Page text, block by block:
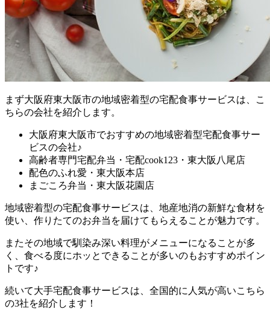
まず大阪府東大阪市の地域密着型の宅配食事サービスは、こ
ちらの会社を紹介します。
大阪府東大阪市でおすすめの地域密着型宅配食事サー
ビスの会社♪
高齢者専門宅配弁当・宅配cook123・東大阪八尾店
配色のふれ愛・東大阪本店
まごころ弁当・東大阪花園店
地域密着型の宅配食事サービスは、地産地消の新鮮な食材を
使い、作りたてのお弁当を届けてもらえることが魅力です。
またその地域で馴染み深い料理がメニューになることが多
く、食べる度にホッとできることが多いのもおすすめポイン
トです♪
続いて大手宅配食事サービスは、全国的に人気が高いこちら
の3社を紹介します！